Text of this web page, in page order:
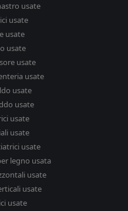
usate
usate
usate
usate
usate
usate
usate
usate
usate
usate
usate
legno usata
usate
usate
usate